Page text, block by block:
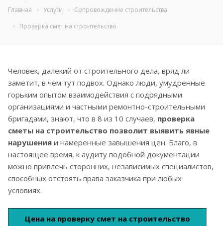
Главная Услуги
Сопровождение строительства
Проверка смет на строительство
Человек, далекий от строительного дела, вряд ли
заметит, в чем тут подвох. Однако люди, умудренные
горьким опытом взаимодействия с подрядными
организациями и частными ремонтно-строительными
бригадами, знают, что в 8 из 10 случаев, проверка
сметы на строительство позволит выявить явные
нарушения и намеренные завышения цен. Благо, в
настоящее время, к аудиту подобной документации
можно привлечь сторонних, независимых специалистов,
способных отстоять права заказчика при любых
условиях.
Цена на проверку смет на строительство